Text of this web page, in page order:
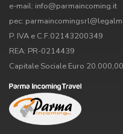
e-mail: info@parmaincoming.it
pec:
P. IVA e C.F.02143200349
REA: PR-0214439
Capitale Sociale Euro